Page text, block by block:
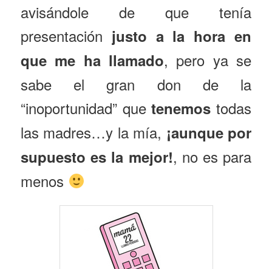
avisándole de que tenía
presentación justo a la hora en
que me ha llamado, pero ya se
sabe el gran don de la
“inoportunidad” quetenemos todas
las madres…y la mía, ¡aunque por
supuesto es la mejor!, no es para
menos